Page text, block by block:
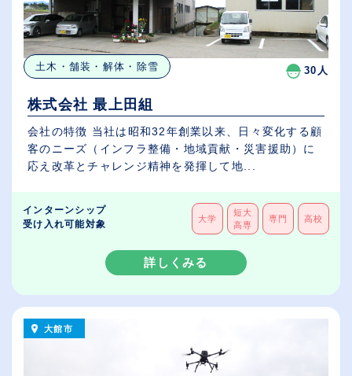
土木・舗装・解体・除雪 30人
株式会社 最上田組
会社の特徴 当社は昭和32年創業以来、日々変化する顧
客のニーズ（インフラ整備・地域貢献・災害援助）に
応え改革とチャレンジ精神を発揮して地...
インターンシップ
受け入れ可能対象
大学
短大
高専
専門 高校
詳しくみる
大館市